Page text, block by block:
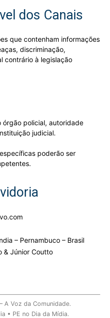
dos Canais
que contenham informações
discriminação,
contrário à legislação
órgão policial, autoridade
judicial.
poderão ser
– Pernambuco – Brasil
& Júnior Coutto
Voz da Comunidade.
• PE no Dia da Mídia.